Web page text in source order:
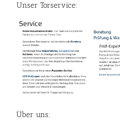
Unser Torservice:
Über uns: